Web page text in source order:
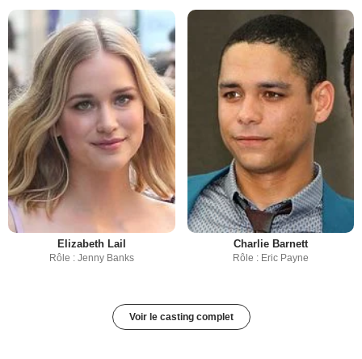
Elizabeth Lail
Rôle : Jenny Banks
Charlie Barnett
Rôle : Eric Payne
Voir le casting complet